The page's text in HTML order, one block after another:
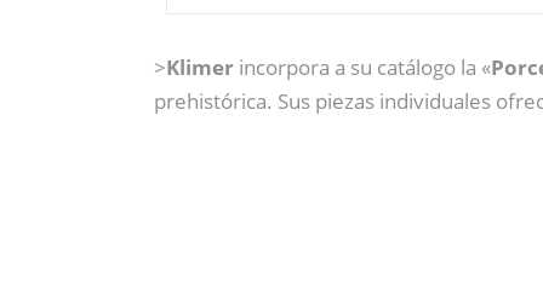
>Klimer incorpora a su catálogo la «
prehistórica. Sus piezas individuales